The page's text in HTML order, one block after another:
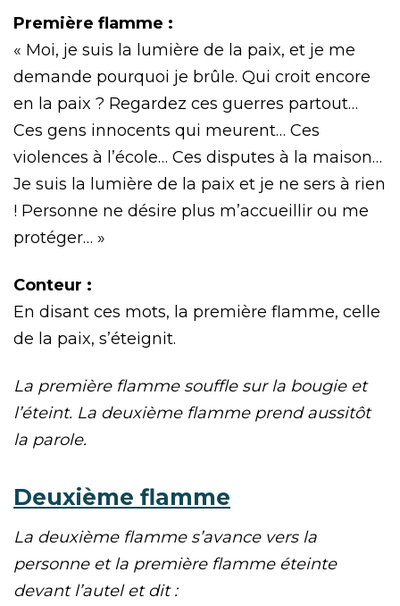
Première flamme :
« Moi, je suis la lumière de la paix, et je me
demande pourquoi je brûle. Qui croit encore
en la paix ? Regardez ces guerres partout…
Ces gens innocents qui meurent… Ces
violences à l’école… Ces disputes à la maison…
Je suis la lumière de la paix et je ne sers à rien
! Personne ne désire plus m’accueillir ou me
protéger… »
Conteur :
En disant ces mots, la première flamme, celle
de la paix, s’éteignit.
La première flamme souffle sur la bougie et
l’éteint. La deuxième flamme prend aussitôt
la parole.
Deuxième flamme
La deuxième flamme s’avance vers la
personne et la première flamme éteinte
devant l’autel et dit :